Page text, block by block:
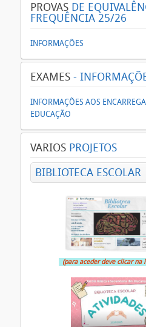
PROVAS DE
FREQUÊNCIA 25/26
INFORMAÇÕES
EXAMES -
INFORMAÇÕES AOS
EDUCAÇÃO
VARIOS PROJETOS
BIBLIOTECA ESCOLAR
(para aceder deve clicar na